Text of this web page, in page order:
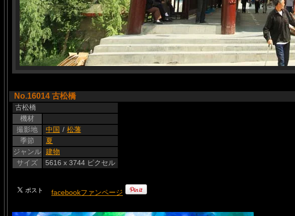
No.16014 古松橋
古松橋
機材
撮影地
中国 / 松藩
季節
夏
ジャンル 建物
サイズ
5616 x 3744 ピクセル
facebookファンページ